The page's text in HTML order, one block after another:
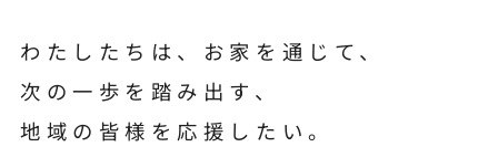
わたしたちは、お家を通じて、
次の一歩を踏み出す、
地域の皆様を応援したい。